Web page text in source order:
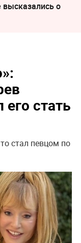
высказались о
стать
стал певцом по